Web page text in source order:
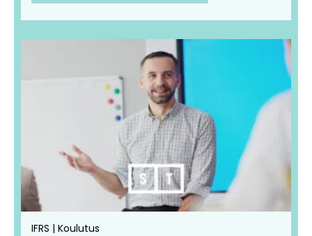
IFRS | Koulutus